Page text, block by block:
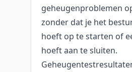
geheugenproblemen
zonder dat je het
hoeft op te starten of
hoeft aan te sluiten.